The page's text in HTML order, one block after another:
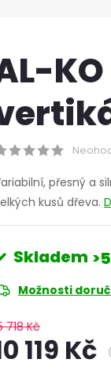
přesný a
kusů dřeva.
Skladem
Možnosti
718 Kč
119 Kč